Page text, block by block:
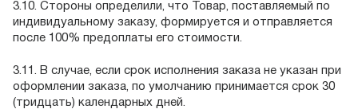
3.10. Стороны определили, что Товар, поставляемый по
индивидуальному заказу, формируется и отправляется
после 100% предоплаты его стоимости.
3.11. В случае, если срок исполнения заказа не указан при
оформлении заказа, по умолчанию принимается срок 30
(тридцать) календарных дней.